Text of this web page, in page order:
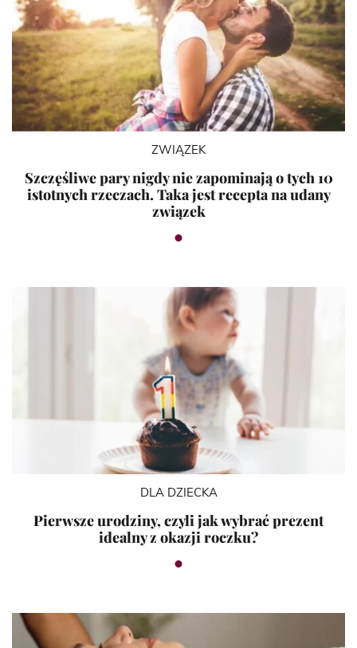
ZWIĄZEK
Szczęśliwe pary nigdy nie zapominają o tych 10
istotnych rzeczach. Taka jest recepta na udany
związek
DLA DZIECKA
Pierwsze urodziny, czyli jak wybrać prezent
idealny z okazji roczku?